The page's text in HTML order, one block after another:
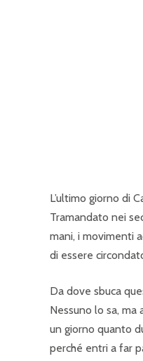
L’ultimo giorno di
Tramandato nei
mani, i movimenti
di essere
Da dove sbuca
Nessuno lo sa,
un giorno quanto
perché entri a far